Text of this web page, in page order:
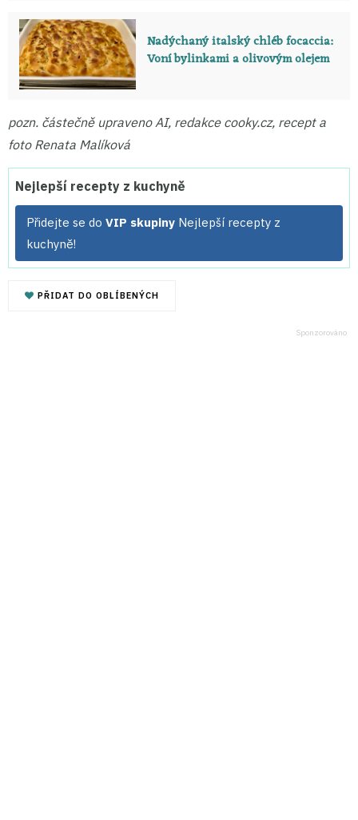
Nadýchaný italský chléb focaccia:
Voní bylinkami a olivovým olejem
pozn. částečně upraveno AI, redakce cooky.cz, recept a
foto Renata Malíková
Nejlepší recepty z kuchyně
Přidejte se do VIP skupiny Nejlepší recepty z
kuchyně!
PŘIDAT DO OBLÍBENÝCH